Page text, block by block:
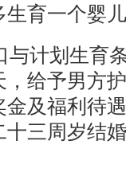
育一个婴
与计划生育
给予男方
及福利待
三周岁结